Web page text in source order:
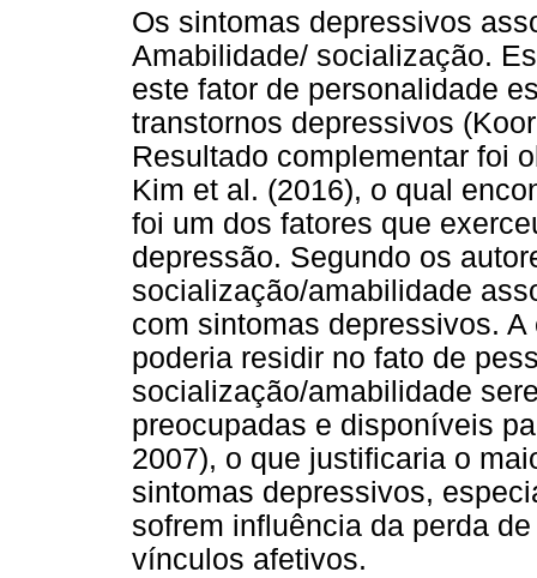
Os sintomas depressivos
Amabilidade/ socialização.
este fator de personalidade
transtornos depressivos
Resultado complementar foi
Kim et al. (2016), o qual
foi um dos fatores que
depressão. Segundo os
socialização/amabilidade
com sintomas depressivos.
poderia residir no fato de
socialização/amabilidade
preocupadas e disponíveis
2007), o que justificaria o
sintomas depressivos,
sofrem influência da perda
vínculos afetivos.